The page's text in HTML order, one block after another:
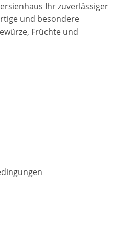
Ihr zuverlässiger
und besondere
Früchte und